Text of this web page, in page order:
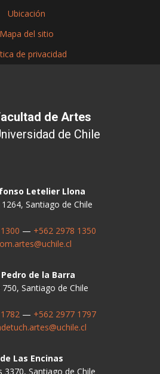
Ubicación
Mapa del sitio
de privacidad
de Artes
de Chile
Letelier Llona
Santiago de Chile
— +562 2978 1350
Pedro de la Barra
Santiago de Chile
— +562 2977 1797
Las Encinas
3370, Santiago de Chile